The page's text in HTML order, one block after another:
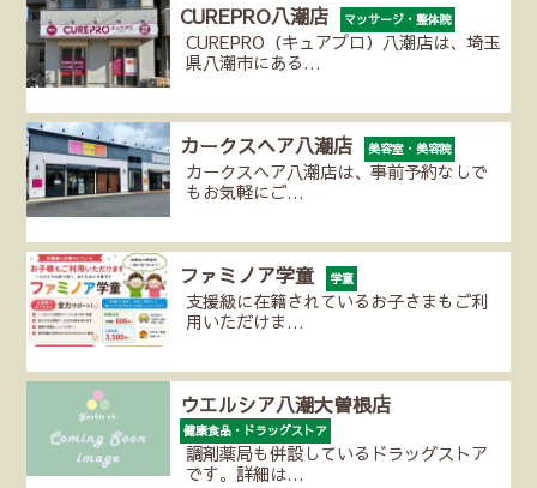
CUREPRO八潮店 マッサージ・整体院
CUREPRO（キュアプロ）八潮店は、埼玉
県八潮市にある…
カークスヘア八潮店 美容室・美容院
カークスヘア八潮店は、事前予約なしで
もお気軽にご…
ファミノア学童 学童
支援級に在籍されているお子さまもご利
用いただけま…
ウエルシア八潮大曽根店
健康食品・ドラッグストア
調剤薬局も併設しているドラッグストア
です。詳細は…